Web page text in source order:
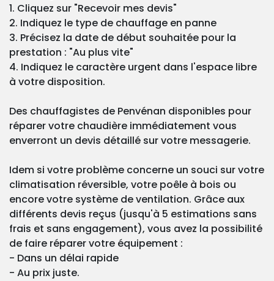
1. Cliquez sur "Recevoir mes devis"
2. Indiquez le type de chauffage en panne
3. Précisez la date de début souhaitée pour la
prestation : "Au plus vite"
4. Indiquez le caractère urgent dans l'espace libre
à votre disposition.
Des chauffagistes de Penvénan disponibles pour
réparer votre chaudière immédiatement vous
enverront un devis détaillé sur votre messagerie.
Idem si votre problème concerne un souci sur votre
climatisation réversible, votre poêle à bois ou
encore votre système de ventilation. Grâce aux
différents devis reçus (jusqu'à 5 estimations sans
frais et sans engagement), vous avez la possibilité
de faire réparer votre équipement :
- Dans un délai rapide
- Au prix juste.